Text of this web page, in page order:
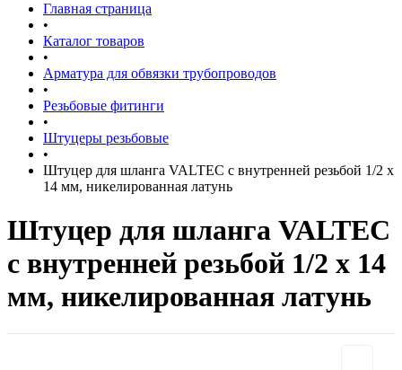
Главная страница
•
Каталог товаров
•
Арматура для обвязки трубопроводов
•
Резьбовые фитинги
•
Штуцеры резьбовые
•
Штуцер для шланга VALTEC с внутренней резьбой 1/2 х
14 мм, никелированная латунь
Штуцер для шланга VALTEC
с внутренней резьбой 1/2 х 14
мм, никелированная латунь